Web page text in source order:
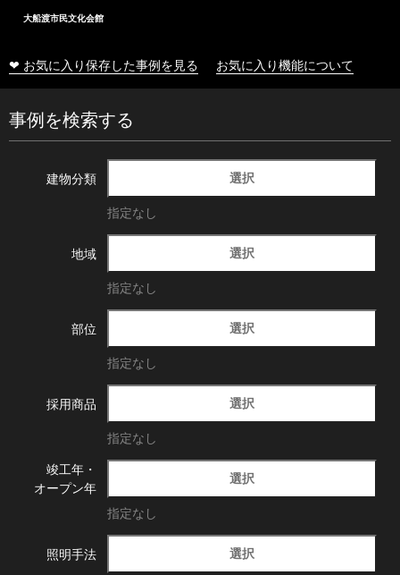
大船渡市民文化会館
❤ お気に入り保存した事例を見る お気に入り機能について
事例を検索する
建物分類 選択
指定なし
地域 選択
指定なし
部位 選択
指定なし
採用商品 選択
指定なし
竣工年・
オープン年
選択
指定なし
照明手法 選択